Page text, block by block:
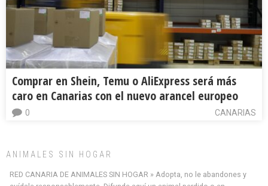
Comprar en Shein, Temu o AliExpress será más
caro en Canarias con el nuevo arancel europeo
CANARIAS
0
ANIMALES SIN HOGAR
RED CANARIA DE ANIMALES SIN HOGAR » Adopta, no le abandones y